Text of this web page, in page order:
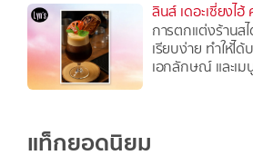
ลินส์ เดอะเซี่ยงไฮ้
การตกแต่งร้านสไ
เรียบง่าย ทำให้ไ
เอกลักษณ์ และเม
แท็กยอดนิยม